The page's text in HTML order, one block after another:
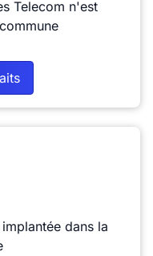
Telecom n'est
dans la